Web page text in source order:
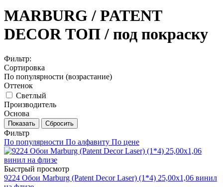
MARBURG / PATENT
DECOR ТОП / под покраску
Фильтр:
Сортировка
По популярности (возрастание)
Оттенок
Светлый
Производитель
Основа
Показать Сбросить
Фильтр
По популярности По алфавиту По цене
Быстрый просмотр
9224 Обои Marburg (Patent Decor Laser) (1*4) 25,00x1,06 винил